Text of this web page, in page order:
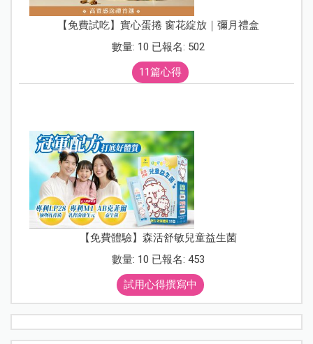
【免費試吃】實心蛋捲 窗花綻放｜彌月禮盒
數量: 10 已報名: 502
11篇心得
【免費體驗】森活舒敏兒童益生菌
數量: 10 已報名: 453
試用心得撰寫中